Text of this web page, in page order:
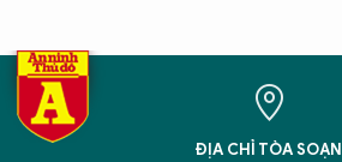
ĐỊA CHỈ TÒA SOẠN